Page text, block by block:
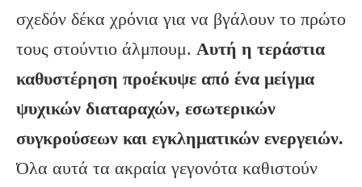
σχεδόν δέκα χρόνια για να βγάλουν το πρώτο
τους στούντιο άλμπουμ. Αυτή η τεράστια
καθυστέρηση προέκυψε από ένα μείγμα
ψυχικών διαταραχών, εσωτερικών
συγκρούσεων και εγκληματικών ενεργειών.
Όλα αυτά τα ακραία γεγονότα καθιστούν